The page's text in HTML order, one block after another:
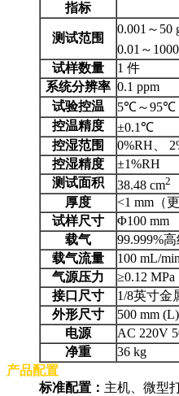
指标
测试范围
0.001～50
0.01～
试样数量
1 件
系统分辨率 0.1 ppm
试验控温
5℃～95℃
控温精度
±0.1℃
控湿范围
0%RH、
控湿精度
±1%RH
测试面积
38.48 cm2
厚度
<1 mm（
试样尺寸
Φ100 mm
载气
99.999%
载气流量
100 mL/min
气源压力
≥0.12 MPa
接口尺寸
1/8英寸金
外形尺寸
500 mm
电源
AC 220V
净重
36 kg
产品配置
标准配置： 主机、微型